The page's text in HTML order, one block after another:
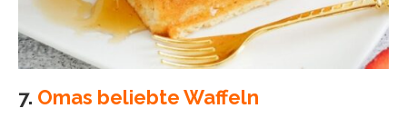
7. Omas beliebte Waffeln